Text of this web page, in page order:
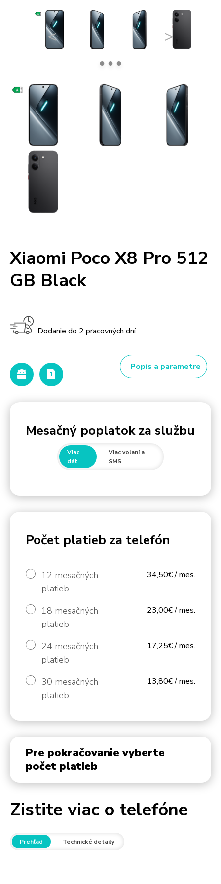
< >
Xiaomi Poco X8 Pro 512
GB Black
Dodanie do 2 pracovných dní
Popis a parametre
Mesačný poplatok za službu
Viac
dát
Viac volaní a
SMS
Počet platieb za telefón
12 mesačných
platieb
34,50€ / mes.
18 mesačných
platieb
23,00€ / mes.
24 mesačných
platieb
17,25€ / mes.
30 mesačných
platieb
13,80€ / mes.
Pre pokračovanie vyberte
počet platieb
Zistite viac o telefóne
Prehľad Technické detaily